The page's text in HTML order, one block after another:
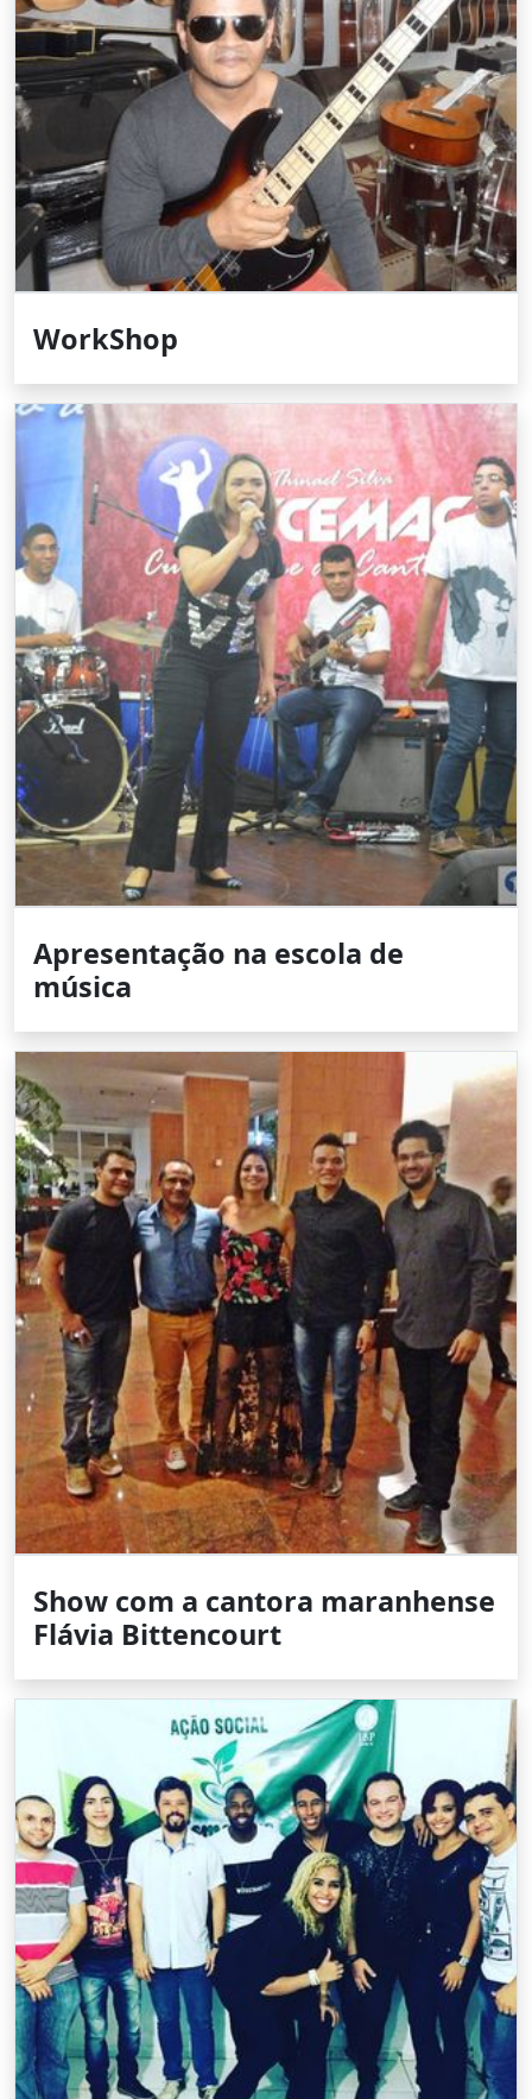
WorkShop
Apresentação na escola de
música
Show com a cantora maranhense
Flávia Bittencourt